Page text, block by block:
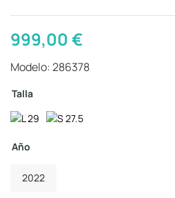
999,00€
Modelo: 286378
Talla
Año
2022